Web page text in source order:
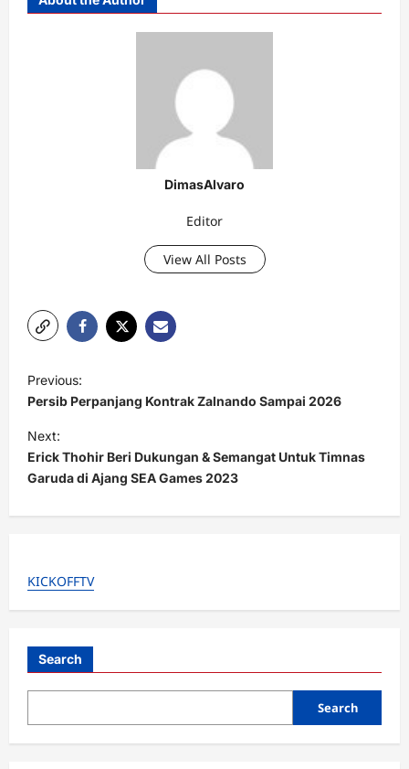
DimasAlvaro
Editor
View All Posts
P
o
s
t
n
a
g
t
n
Previous:
Persib Perpanjang Kontrak Zalnando Sampai 2026
Next:
Erick Thohir Beri Dukungan & Semangat Untuk Timnas
Garuda di Ajang SEA Games 2023
KICKOFFTV
Search
Search